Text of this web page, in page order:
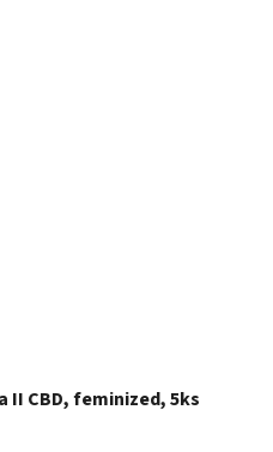
II CBD, feminized, 5ks